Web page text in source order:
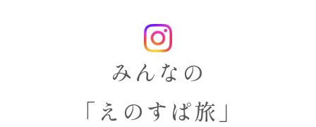
みんなの
「えのすぱ旅」